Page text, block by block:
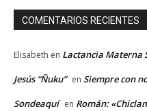
COMENTARIOS RECIENTES
Elisabeth en Lactancia Materna
Jesús “Ñuku” en Siempre con
Sondeaquí en Román: